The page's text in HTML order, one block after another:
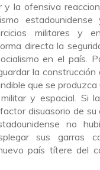
y la ofensiva
militares y
directa la
en el país.
la construcción
que se
y espacial. Si
disuasorio de su
no
sus garras
país títere del